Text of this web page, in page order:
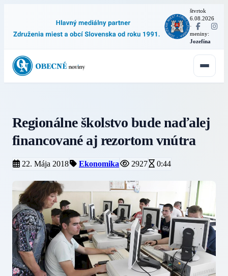
štvrtok
6.08.2026
·
meniny:
Jozefína
Regionálne školstvo bude naďalej
financované aj rezortom vnútra
22. Mája 2018 Ekonomika 2927 0:44